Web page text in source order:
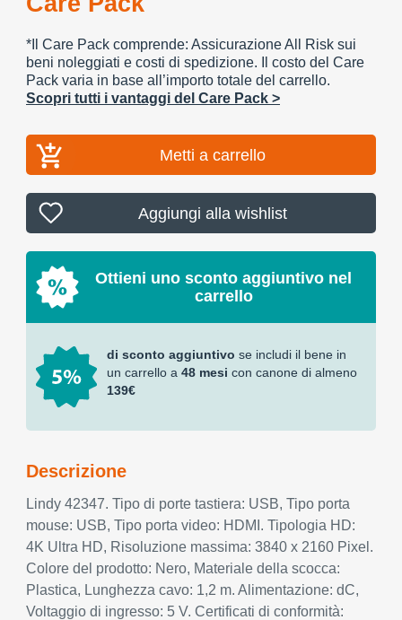
*Il Care Pack comprende: Assicurazione All Risk sui
beni noleggiati e costi di spedizione. Il costo del Care
Pack varia in base all’importo totale del carrello.
Scopri tutti i vantaggi del Care Pack >
Metti a carrello
Aggiungi alla wishlist
Ottieni uno sconto aggiuntivo nel
carrello
di sconto aggiuntivo se includi il bene in
un carrello a 48 mesi con canone di almeno
139€
Descrizione
Lindy 42347. Tipo di porte tastiera: USB, Tipo porta
mouse: USB, Tipo porta video: HDMI. Tipologia HD:
4K Ultra HD, Risoluzione massima: 3840 x 2160 Pixel.
Colore del prodotto: Nero, Materiale della scocca:
Plastica, Lunghezza cavo: 1,2 m. Alimentazione: dC,
Voltaggio di ingresso: 5 V. Certificati di conformità: